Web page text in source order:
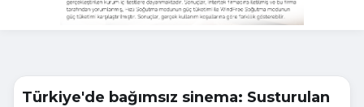
Türkiye'de bağımsız sinema: Susturulan